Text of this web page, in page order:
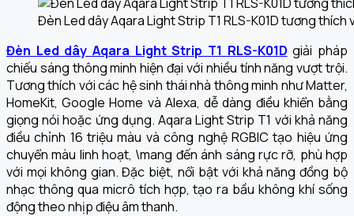
Đèn Led dây Aqara Light Strip T1 RLS-K01D tương thích
Đèn Led dây Aqara Light Strip T1 RLS-K01D giải pháp
chiếu sáng thông minh hiện đại với nhiều tính năng vượt trội.
Tương thích với các hệ sinh thái nhà thông minh như Matter,
HomeKit, Google Home và Alexa, dễ dàng điều khiển bằng
giọng nói hoặc ứng dụng. Aqara Light Strip T1 với khả năng
điều chỉnh 16 triệu màu và công nghệ RGBIC tạo hiệu ứng
chuyển màu linh hoạt, \mang đến ánh sáng rực rỡ, phù hợp
với mọi không gian. Đặc biệt, nổi bật với khả năng đồng bộ
nhạc thông qua micrô tích hợp, tạo ra bầu không khí sống
động theo nhịp điệu âm thanh.